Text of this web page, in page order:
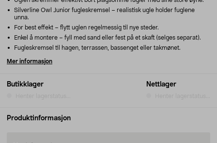
Butikklager Nettlager
Silverline Owl Junior fugleskremsel – realistisk ugle holder fuglene
unna.
For best effekt – flytt uglen regelmessig til nye steder.
Enkel å montere – fyll med sand eller fest på et skaft (selges separat).
Fugleskremsel til hagen, terrassen, bassenget eller takmønet.
Mer informasjon
Produktinformasjon